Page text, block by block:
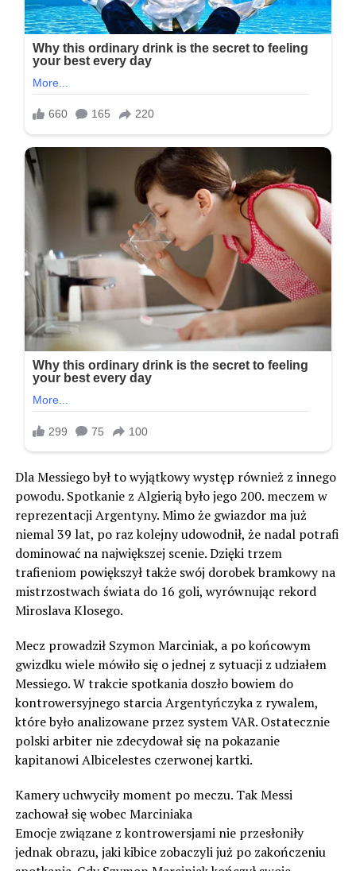
Dla Messiego był to wyjątkowy występ również z innego
powodu. Spotkanie z Algierią było jego 200. meczem w
reprezentacji Argentyny. Mimo że gwiazdor ma już
niemal 39 lat, po raz kolejny udowodnił, że nadal potrafi
dominować na największej scenie. Dzięki trzem
trafieniom powiększył także swój dorobek bramkowy na
mistrzostwach świata do 16 goli, wyrównując rekord
Miroslava Klosego.
Mecz prowadził Szymon Marciniak, a po końcowym
gwizdku wiele mówiło się o jednej z sytuacji z udziałem
Messiego. W trakcie spotkania doszło bowiem do
kontrowersyjnego starcia Argentyńczyka z rywalem,
które było analizowane przez system VAR. Ostatecznie
polski arbiter nie zdecydował się na pokazanie
kapitanowi Albicelestes czerwonej kartki.
Kamery uchwyciły moment po meczu. Tak Messi
zachował się wobec Marciniaka
Emocje związane z kontrowersjami nie przesłoniły
jednak obrazu, jaki kibice zobaczyli już po zakończeniu